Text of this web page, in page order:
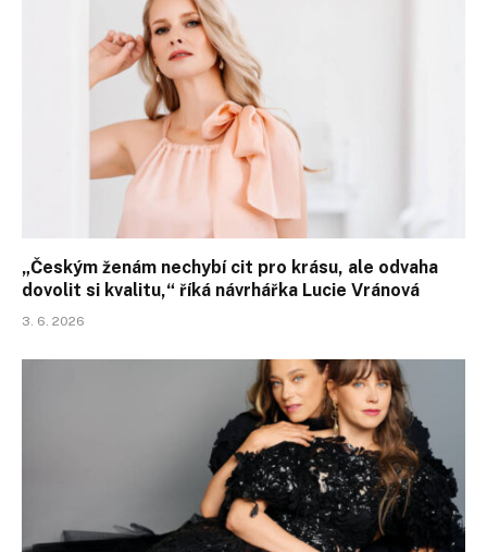
„Českým ženám nechybí cit pro krásu, ale odvaha
dovolit si kvalitu,“ říká návrhářka Lucie Vránová
3. 6. 2026